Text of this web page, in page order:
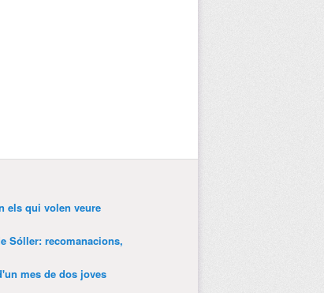
els qui volen veure
Sóller: recomanacions,
mes de dos joves